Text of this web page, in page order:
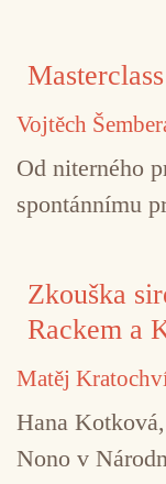
Vojtěch
Od niterného
spontánnímu
Zkouška
Rackem a
Matěj
Hana
Nono v